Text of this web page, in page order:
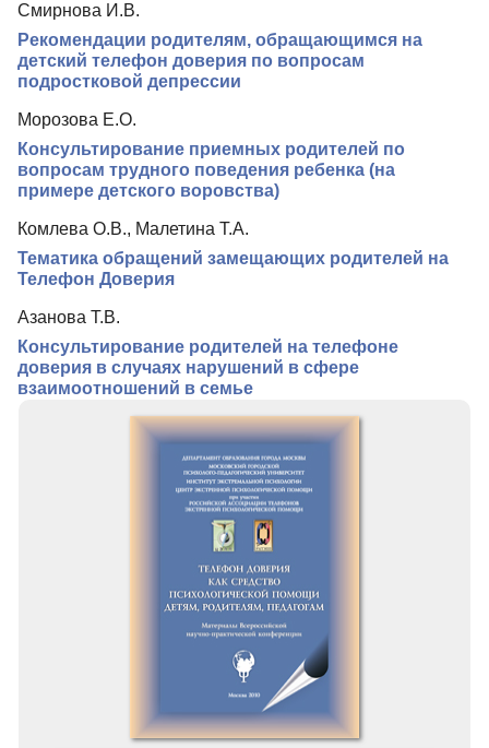
Контакты
Смирнова И.В.
Рекомендации родителям, обращающимся на
детский телефон доверия по вопросам
подростковой депрессии
Морозова Е.О.
Консультирование приемных родителей по
вопросам трудного поведения ребенка (на
примере детского воровства)
Комлева О.В., Малетина Т.А.
Тематика обращений замещающих родителей на
Телефон Доверия
Азанова Т.В.
Консультирование родителей на телефоне
доверия в случаях нарушений в сфере
взаимоотношений в семье